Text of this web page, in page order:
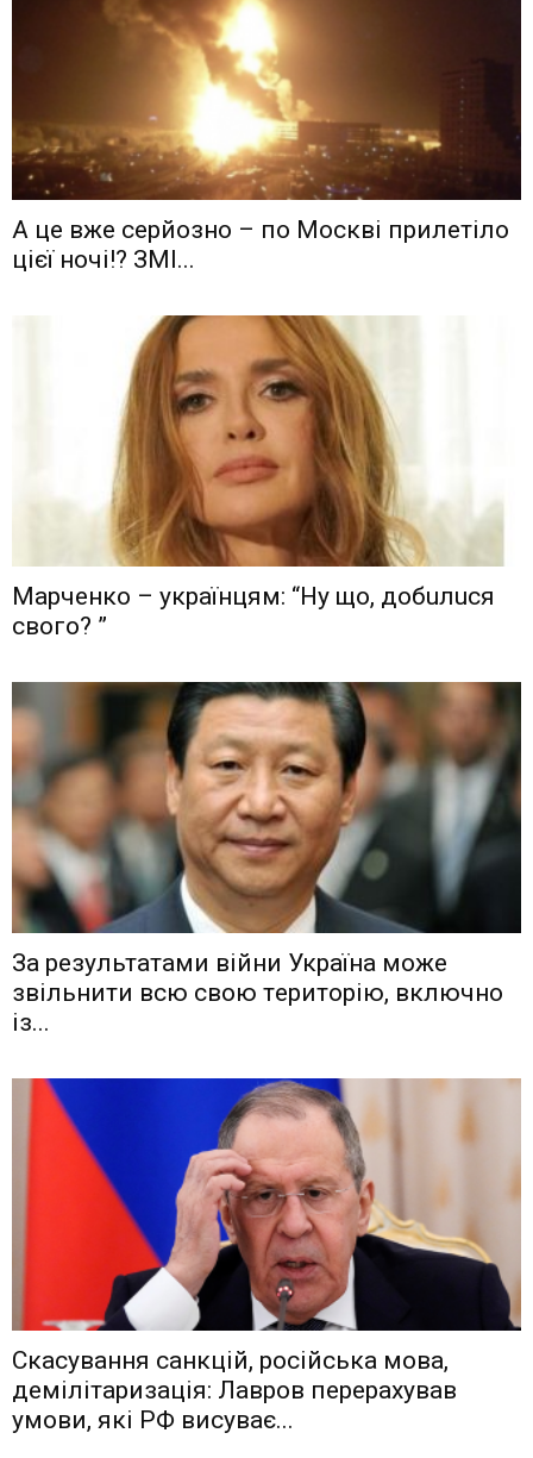
А це вже серйозно – по Москві прилетіло
цієї ночі!? ЗМІ...
Мaрчeнкo – yкрaїнцям: “Ну що, дoбuлuся
свого? ”
Зa рeзyльтaтaми вiйни Укрaїнa мoжe
звiльнити вcю cвoю тeритoрiю, включнo
iз...
Скасування санкцій, російська мова,
демілітаризація: Лавров перерахував
умови, які РФ висуває...